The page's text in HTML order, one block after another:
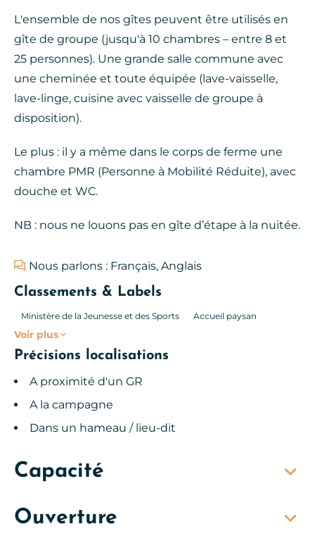
L'ensemble de nos gîtes peuvent être utilisés en
gîte de groupe (jusqu'à 10 chambres – entre 8 et
25 personnes). Une grande salle commune avec
une cheminée et toute équipée (lave-vaisselle,
lave-linge, cuisine avec vaisselle de groupe à
disposition).
Le plus : il y a même dans le corps de ferme une
chambre PMR (Personne à Mobilité Réduite), avec
douche et WC.
NB : nous ne louons pas en gîte d’étape à la nuitée.
Nous parlons : Français, Anglais
Classements & Labels
Ministère de la Jeunesse et des Sports Accueil paysan
Voir plus
Précisions localisations
A proximité d'un GR
A la campagne
Dans un hameau / lieu-dit
Capacité
Ouverture